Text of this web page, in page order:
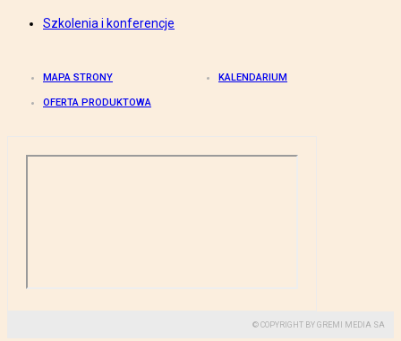
Szkolenia i konferencje
MAPA STRONY KALENDARIUM
OFERTA PRODUKTOWA
© COPYRIGHT BY GREMI MEDIA SA